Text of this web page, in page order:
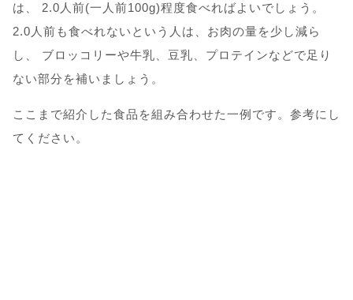
は、 2.0人前(一人前100g)程度食べればよいでしょう。
2.0人前も食べれないという人は、お肉の量を少し減ら
し、 ブロッコリーや牛乳、豆乳、プロテインなどで足り
ない部分を補いましょう。
ここまで紹介した食品を組み合わせた一例です。参考にし
てください。